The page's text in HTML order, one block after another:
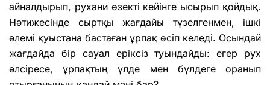
айналдырып, рухани өзекті кейінге ысырып қойдық.
Нәтижесінде сыртқы жағдайы түзелгенмен, ішкі
әлемі қуыстана бастаған ұрпақ өсіп келеді. Осындай
жағдайда бір сауал еріксіз туындайды: егер рух
әлсіресе, ұрпақтың үлде мен бүлдеге оранып